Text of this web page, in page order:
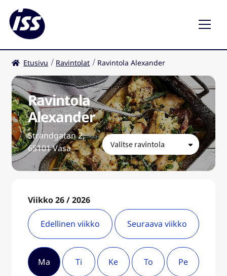
Ravintolat
Kahvilat
FI
Etusivu Ravintolat Ravintola Alexander
Ravintola
Alexander
Strandgatan 2,
65101 Vasa
Viikko 26 / 2026
Edellinen viikko
Ma Ti Ke To Pe
Seuraava viikko